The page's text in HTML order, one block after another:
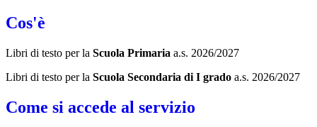
Cos'è
Libri di testo per la Scuola Primaria a.s. 2026/2027
Libri di testo per la Scuola Secondaria di I grado a.s. 2026/2027
Come si accede al servizio